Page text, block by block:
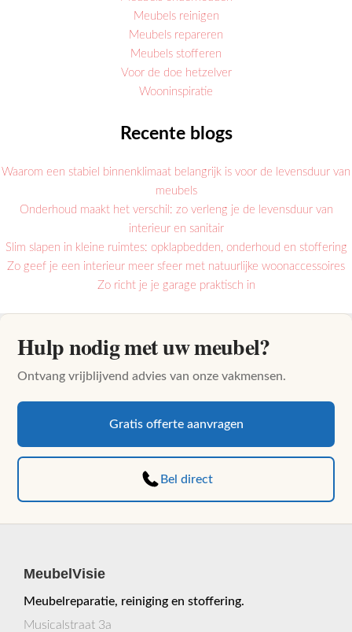
Meubels reinigen
Meubels repareren
Meubels stofferen
Voor de doe hetzelver
Wooninspiratie
Recente blogs
Waarom een stabiel binnenklimaat belangrijk is voor de levensduur van
meubels
Onderhoud maakt het verschil: zo verleng je de levensduur van
interieur en sanitair
Slim slapen in kleine ruimtes: opklapbedden, onderhoud en stoffering
Zo geef je een interieur meer sfeer met natuurlijke woonaccessoires
Zo richt je je garage praktisch in
Hulp nodig met uw meubel?
Ontvang vrijblijvend advies van onze vakmensen.
Gratis offerte aanvragen
Bel direct
MeubelVisie
Meubelreparatie, reiniging en stoffering.
Musicalstraat 3a